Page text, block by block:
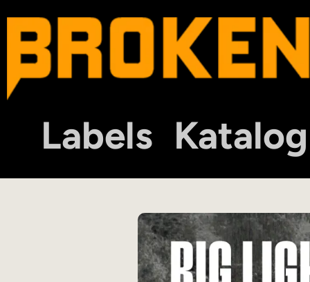
Labels Katalog